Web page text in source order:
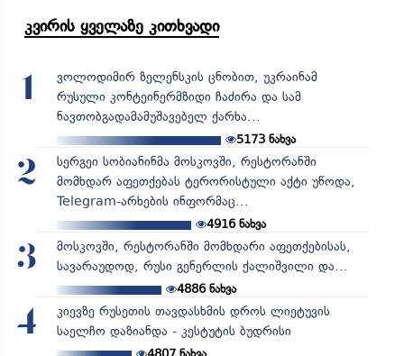
კვირის ყველაზე კითხვადი
1
ვოლოდიმირ ზელენსკის ცნობით, უკრაინამ
რუსული კონტეინერმზიდი ჩაძირა და სამ
ნავთობგადამამუშავებელ ქარხა...
5173 ნახვა
2
სერგეი სობიანინმა მოსკოვში, რესტორანში
მომხდარ აფეთქებას ტერორისტული აქტი უწოდა,
Telegram-არხების ინფორმაც...
4916ნახვა
3
მოსკოვში, რესტორანში მომხდარი აფეთქებისას,
სავარაუდოდ, რუსი გენერლის ქალიშვილი და...
4886ნახვა
4
კიევზე რუსეთის თავდასხმის დროს ლიეტუვის
საელჩო დაზიანდა - კესტუტის ბუდრისი